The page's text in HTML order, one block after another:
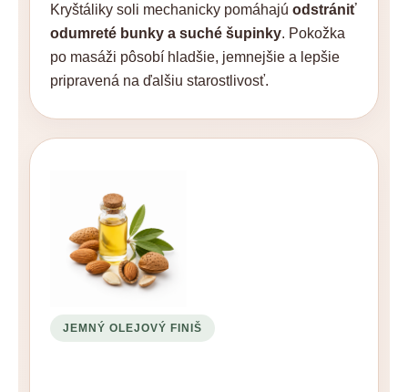
Kryštáliky soli mechanicky pomáhajú odstrániť
odumreté bunky a suché šupinky. Pokožka
po masáži pôsobí hladšie, jemnejšie a lepšie
pripravená na ďalšiu starostlivosť.
JEMNÝ OLEJOVÝ FINIŠ